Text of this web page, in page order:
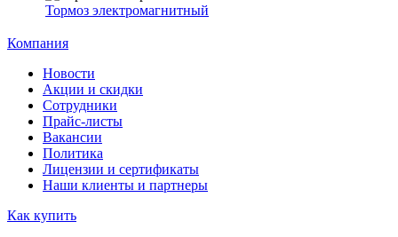
Тормоз электромагнитный
Компания
Новости
Акции и скидки
Сотрудники
Прайс-листы
Вакансии
Политика
Лицензии и сертификаты
Наши клиенты и партнеры
Как купить